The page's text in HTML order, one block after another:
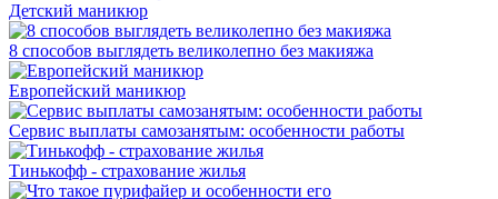
Детский маникюр
8 способов выглядеть великолепно без макияжа
Европейский маникюр
Сервис выплаты самозанятым: особенности работы
Тинькофф - страхование жилья